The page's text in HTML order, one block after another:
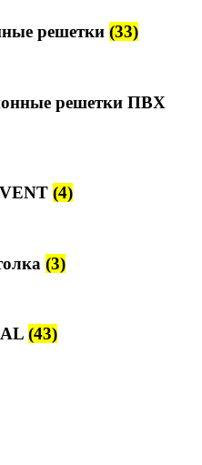
решетки (33)
решетки ПВХ
(4)
(3)
(43)